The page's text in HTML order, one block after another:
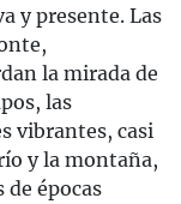
y presente. Las
la mirada de
las
vibrantes, casi
y la montaña,
épocas